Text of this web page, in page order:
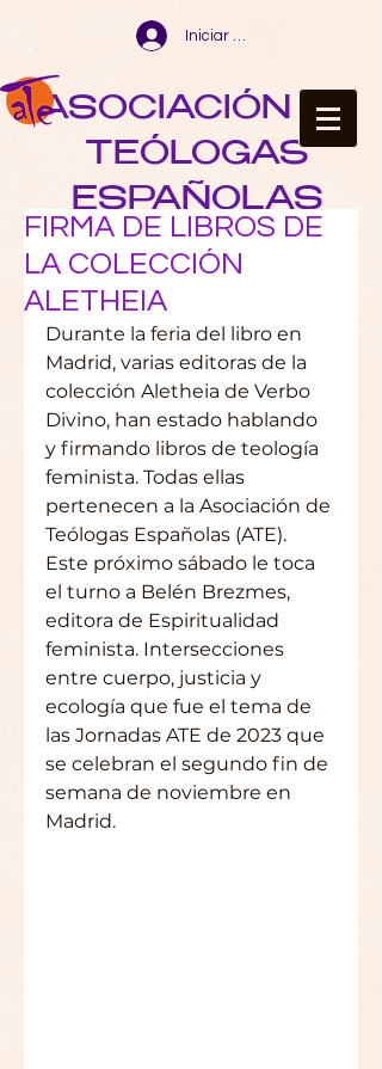
Iniciar sesión
ASOCIACIÓN DE
TEÓLOGAS
ESPAÑOLAS
FIRMA DE LIBROS DE
LA COLECCIÓN
ALETHEIA
Durante la feria del libro en
Madrid, varias editoras de la
colección Aletheia de Verbo
Divino, han estado hablando
y firmando libros de teología
feminista. Todas ellas
pertenecen a la Asociación de
Teólogas Españolas (ATE).
Este próximo sábado le toca
el turno a Belén Brezmes,
editora de Espiritualidad
feminista. Intersecciones
entre cuerpo, justicia y
ecología que fue el tema de
las Jornadas ATE de 2023 que
se celebran el segundo fin de
semana de noviembre en
Madrid.